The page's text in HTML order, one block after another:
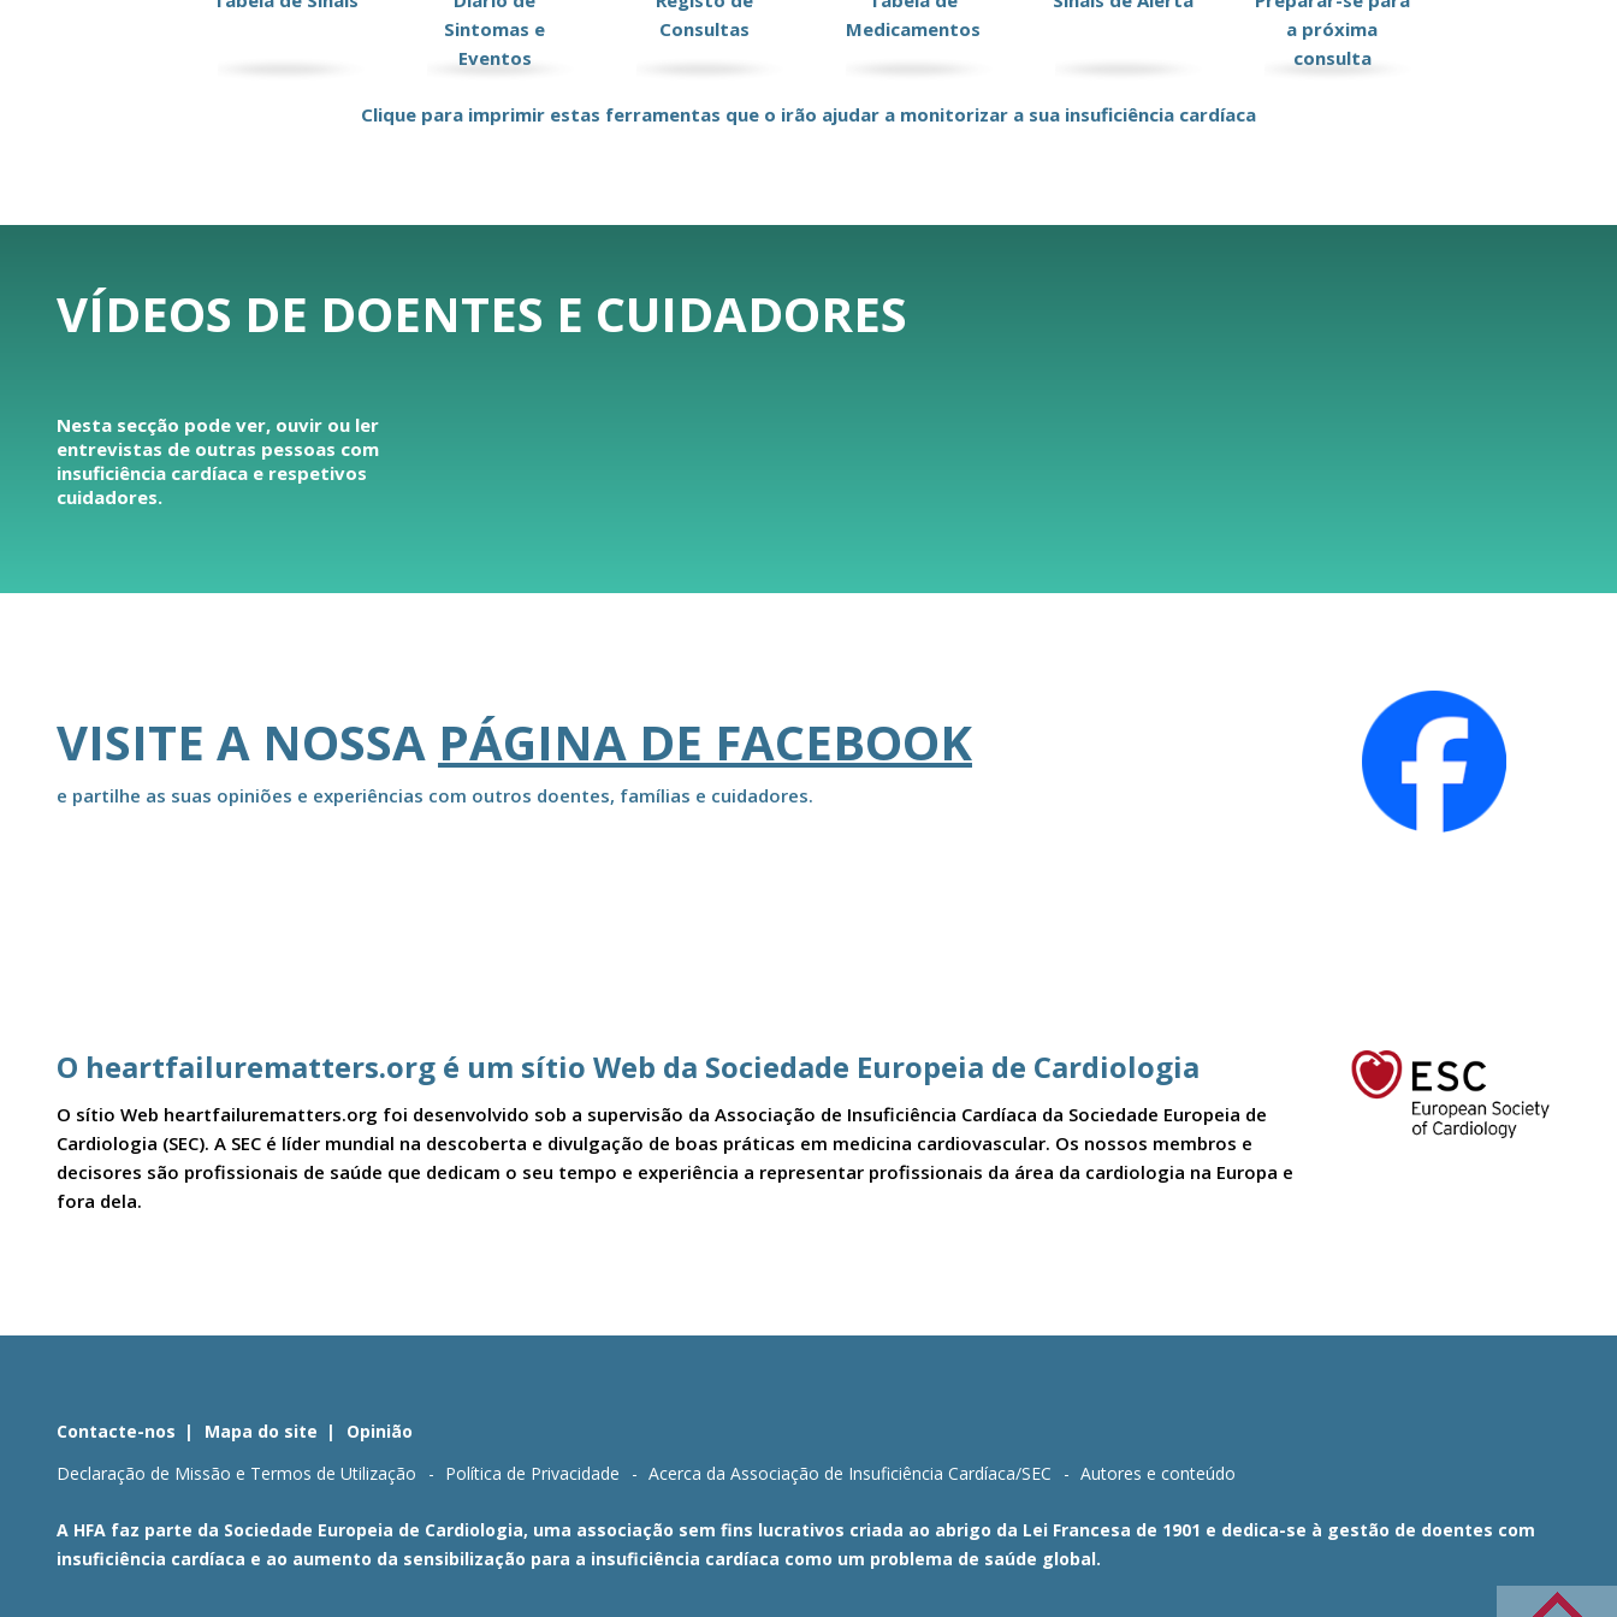
Sintomas e
Eventos
Consultas
Medicamentos
a próxima
consulta
Clique para imprimir estas ferramentas que o irão ajudar a monitorizar a sua insuficiência cardíaca
VÍDEOS DE DOENTES E CUIDADORES
Nesta secção pode ver, ouvir ou ler
entrevistas de outras pessoas com
insuficiência cardíaca e respetivos
cuidadores.
VISITE A NOSSA PÁGINA DE FACEBOOK
e partilhe as suas opiniões e experiências com outros doentes, famílias e cuidadores.
O heartfailurematters.org é um sítio Web da Sociedade Europeia de Cardiologia
O sítio Web heartfailurematters.org foi desenvolvido sob a supervisão da Associação de Insuficiência Cardíaca da Sociedade Europeia de
Cardiologia (SEC). A SEC é líder mundial na descoberta e divulgação de boas práticas em medicina cardiovascular. Os nossos membros e
decisores são profissionais de saúde que dedicam o seu tempo e experiência a representar profissionais da área da cardiologia na Europa e
fora dela.
Contacte-nos Mapa do site
Opinião
Declaração de Missão e Termos de Utilização
Política de Privacidade Acerca da Associação de Insuficiência Cardíaca/SEC Autores e conteúdo
A HFA faz parte da Sociedade Europeia de Cardiologia, uma associação sem fins lucrativos criada ao abrigo da Lei Francesa de 1901 e dedica-se à gestão de doentes com
insuficiência cardíaca e ao aumento da sensibilização para a insuficiência cardíaca como um problema de saúde global.